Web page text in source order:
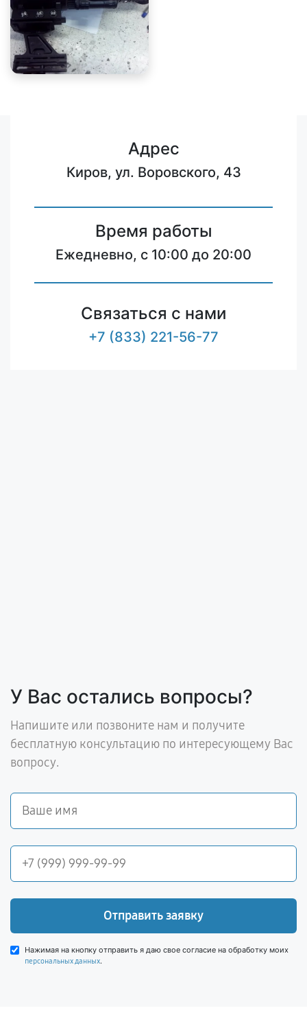
Адрес
Киров, ул. Воровского, 43
Время работы
Ежедневно, с 10:00 до 20:00
Связаться с нами
+7 (833) 221-56-77
У Вас остались вопросы?
Напишите или позвоните нам и получите
бесплатную консультацию по интересующему Вас
вопросу.
Отправить заявку
Нажимая на кнопку отправить я даю свое согласие на обработку моих
персональных данных.